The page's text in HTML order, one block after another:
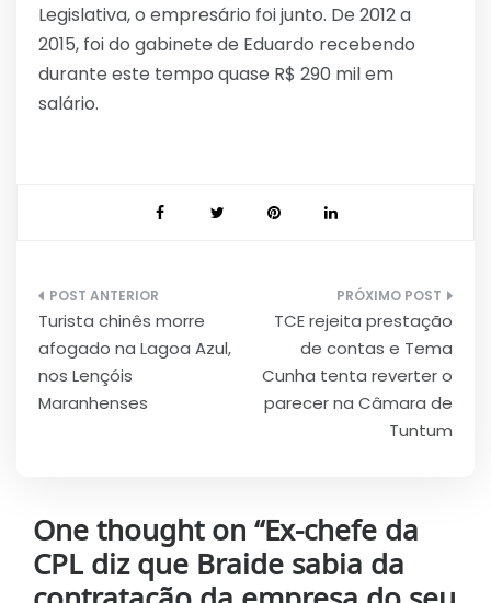
Legislativa, o empresário foi junto. De 2012 a
2015, foi do gabinete de Eduardo recebendo
durante este tempo quase R$ 290 mil em
salário.
Navegação
de
Post
Turista chinês morre
afogado na Lagoa Azul,
nos Lençóis
Maranhenses
TCE rejeita prestação
de contas e Tema
Cunha tenta reverter o
parecer na Câmara de
Tuntum
One thought on “Ex-chefe da
CPL diz que Braide sabia da